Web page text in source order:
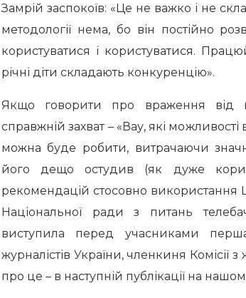
Замрій заспокоїв: «Це не важко і не
методології нема, бо він постійно
користуватися і користуватися.
річні діти складають конкуренцію».
Якщо говорити про враження від
справжній захват – «Вау, які
можна буде робити, витрачаючи
його дещо остудив (як дуже
рекомендацій стосовно використання
Національної ради з питань
виступила перед учасниками
журналістів України, членкиня Комісії
про це – в наступній публікації на